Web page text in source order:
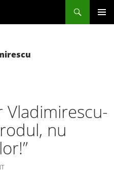
Vladimirescu-
nu